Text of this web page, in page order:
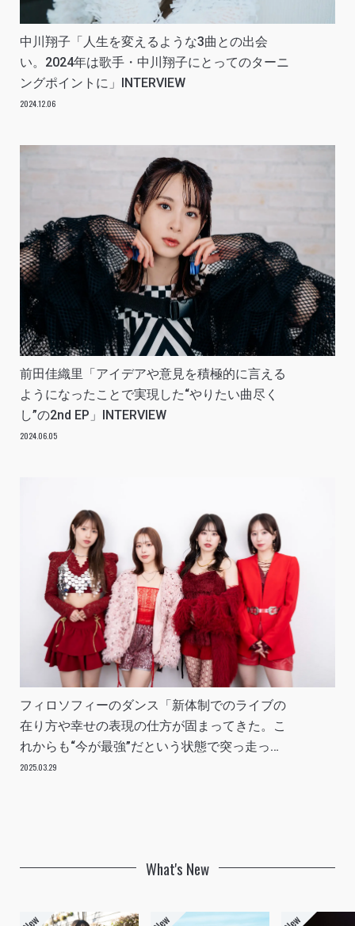
中川翔子「人生を変えるような3曲との出会
い。2024年は歌手・中川翔子にとってのターニ
ングポイントに」INTERVIEW
2024.12.06
前田佳織里「アイデアや意見を積極的に言える
ようになったことで実現した“やりたい曲尽く
し”の2nd EP」INTERVIEW
2024.06.05
フィロソフィーのダンス「新体制でのライブの
在り方や幸せの表現の仕方が固まってきた。こ
れからも“今が最強”だという状態で突っ走って
いきたい」INTERVIEW
2025.03.29
What's New